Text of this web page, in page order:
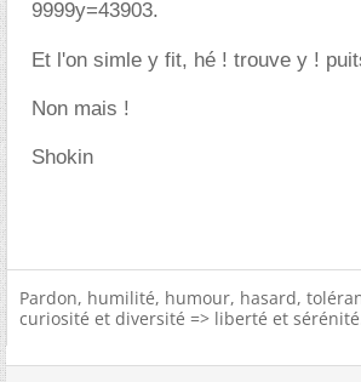
9999y=43903.
Et l'on simle y fit, hé ! trouve y !
Non mais !
Shokin
Pardon, humilité, humour, hasard,
curiosité et diversité => liberté et